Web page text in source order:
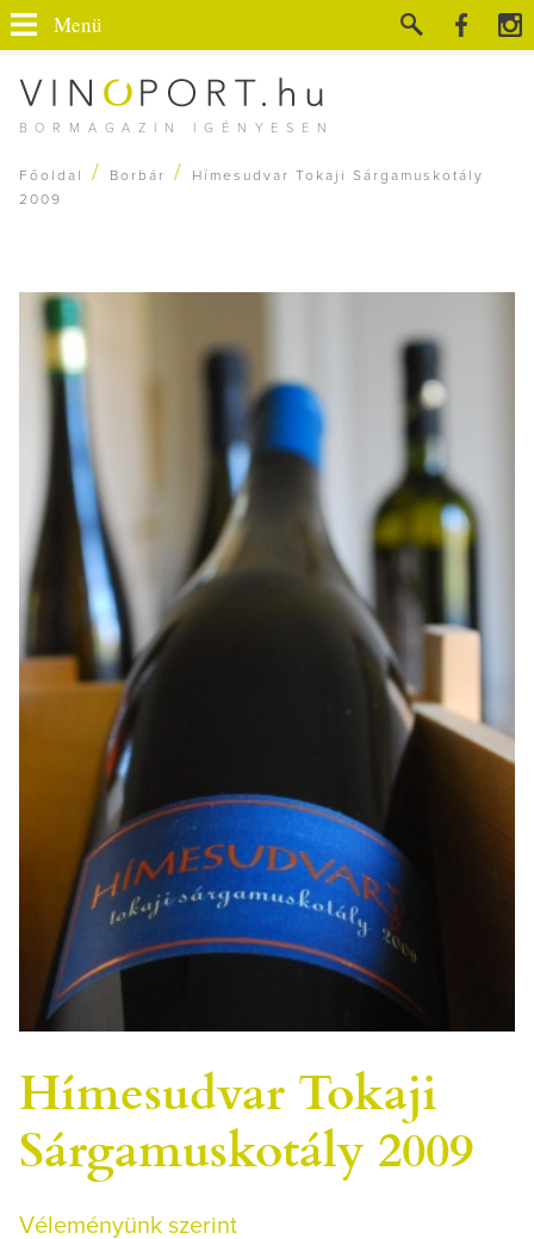
BORMAGAZIN IGÉNYESEN
Menü
Főoldal / Borbár /
Hímesudvar Tokaji Sárgamuskotály
2009
Hímesudvar Tokaji
Sárgamuskotály 2009
Véleményünk szerint